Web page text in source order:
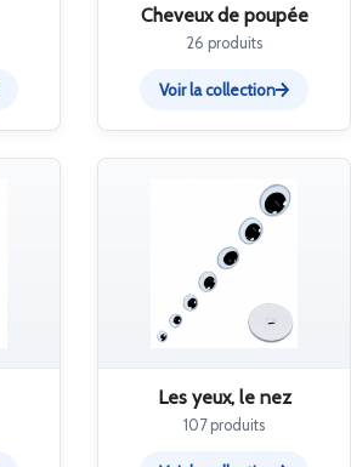
Cheveux de poupée
26 produits
Voir la collection
Les yeux, le nez
107 produits